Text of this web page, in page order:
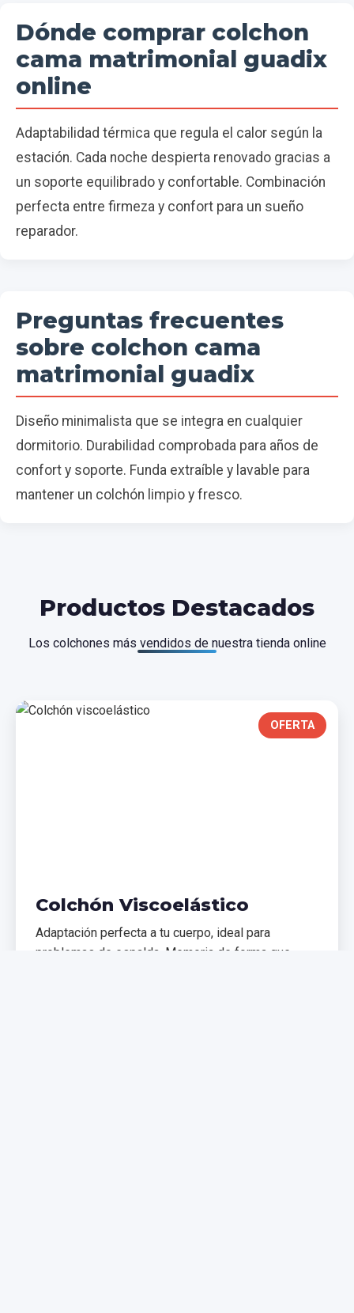
Dónde comprar colchon
cama matrimonial guadix
online
Adaptabilidad térmica que regula el calor según la
estación. Cada noche despierta renovado gracias a
un soporte equilibrado y confortable. Combinación
perfecta entre firmeza y confort para un sueño
reparador.
Preguntas frecuentes
sobre colchon cama
matrimonial guadix
Diseño minimalista que se integra en cualquier
dormitorio. Durabilidad comprobada para años de
confort y soporte. Funda extraíble y lavable para
mantener un colchón limpio y fresco.
Productos Destacados
Los colchones más vendidos de nuestra tienda online
OFERTA
Colchón Viscoelástico
Adaptación perfecta a tu cuerpo, ideal para
problemas de espalda. Memoria de forma que